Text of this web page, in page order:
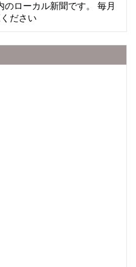
ローカル新聞です。 毎月
ださい